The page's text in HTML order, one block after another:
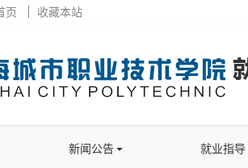
页 收藏本站
新闻公告 就业指导